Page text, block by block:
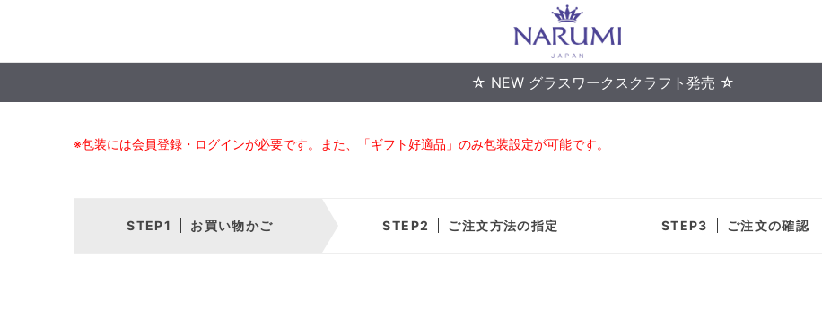
☆ NEW グラスワークスクラフト発売 ☆
※包装には会員登録・ログインが必要です。また、「ギフト好適品」のみ包装設定が可能です。
お買い物かご ご注文方法の指定 ご注文の確認